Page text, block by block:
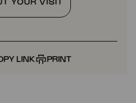
LINK PRINT